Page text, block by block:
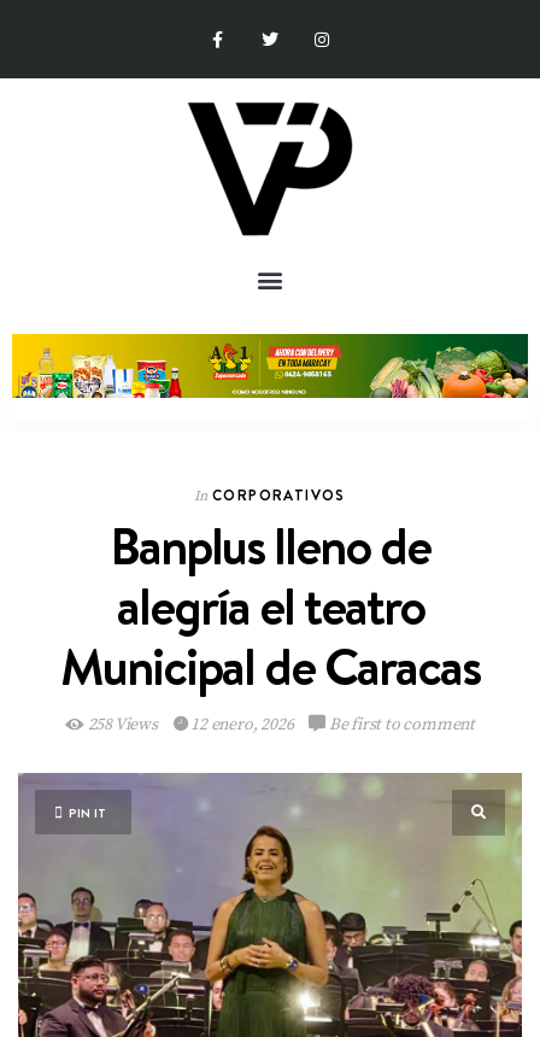
In CORPORATIVOS
Banplus lleno de
alegría el teatro
Municipal de Caracas
258 Views 12 enero, 2026 Be first to comment
PIN IT